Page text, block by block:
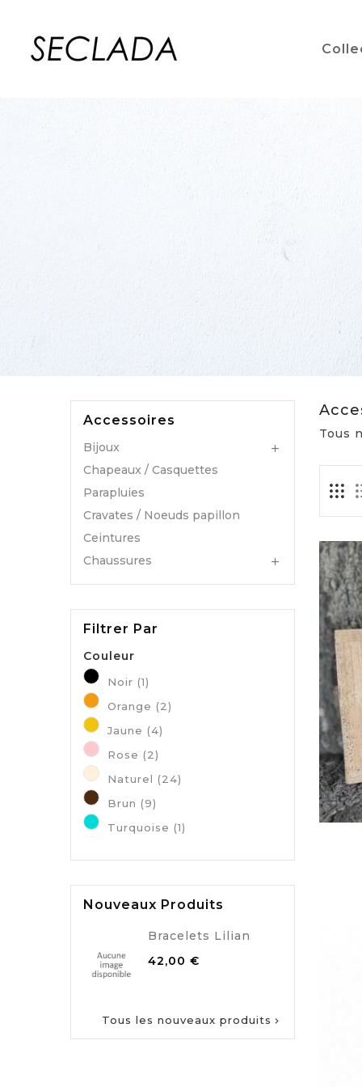
Accessoires
Bijoux 
Chapeaux / Casquettes
Parapluies
Cravates / Noeuds papillon
Ceintures
Chaussures

Filtrer Par
Couleur
Noir (1)
Orange (2)
Jaune (4)
Rose (2)
Naturel (24)
Brun (9)
Turquoise (1)
Nouveaux Produits
Bracelets Lilian
42,00 €
Tous les nouveaux produits 
Tous